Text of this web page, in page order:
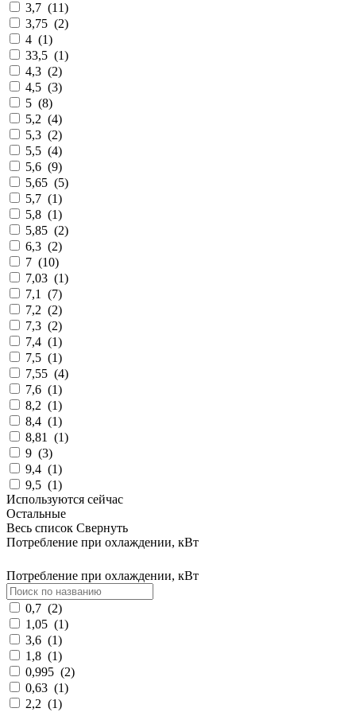
3,7 (11)
3,75 (2)
4 (1)
33,5 (1)
4,3 (2)
4,5 (3)
5 (8)
5,2 (4)
5,3 (2)
5,5 (4)
5,6 (9)
5,65 (5)
5,7 (1)
5,8 (1)
5,85 (2)
6,3 (2)
7 (10)
7,03 (1)
7,1
(7)
7,2 (2)
7,3 (2)
7,4 (1)
7,5 (1)
7,55 (4)
7,6 (1)
8,2 (1)
8,4 (1)
8,81
(1)
9 (3)
9,4 (1)
9,5 (1)
Используются сейчас
Остальные
Весь список Свернуть
Потребление при охлаждении, кВт
Потребление при охлаждении, кВт
0,7 (2)
1,05 (1)
3,6 (1)
1,8 (1)
0,995 (2)
0,63 (1)
2,2 (1)